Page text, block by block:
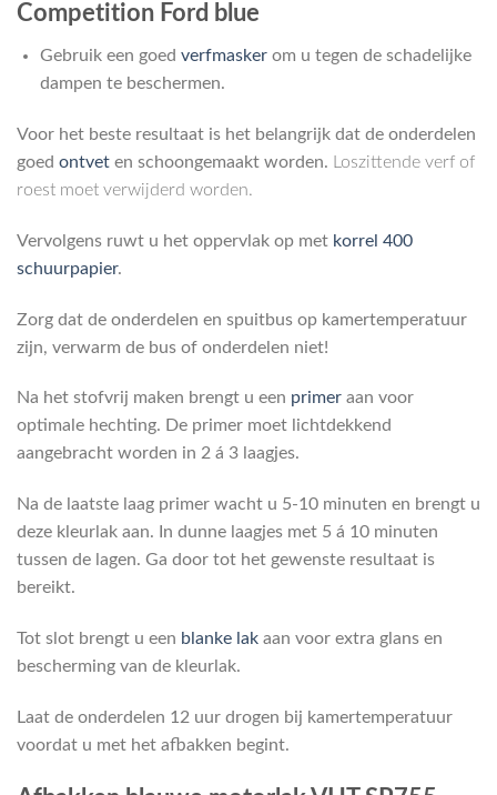
Competition Ford blue
Gebruik een goed verfmaskerom u tegen de schadelijke
dampen te beschermen.
Voor het beste resultaat is het belangrijk dat de onderdelen
goed ontvet en schoongemaakt worden.
Loszittende verf of
roest moet verwijderd worden.
Vervolgens ruwt u het oppervlak op met korrel 400
schuurpapier.
Zorg dat de onderdelen en spuitbus op kamertemperatuur
zijn, verwarm de bus of onderdelen niet!
Na het stofvrij maken brengt u een primer aan voor
optimale hechting. De primer moet lichtdekkend
aangebracht worden in 2 á 3 laagjes.
Na de laatste laag primer wacht u 5-10 minuten en brengt u
deze kleurlak aan. In dunne laagjes met 5 á 10 minuten
tussen de lagen. Ga door tot het gewenste resultaat is
bereikt.
Tot slot brengt u een blanke lak aan voor extra glans en
bescherming van de kleurlak.
Laat de onderdelen 12 uur drogen bij kamertemperatuur
voordat u met het afbakken begint.